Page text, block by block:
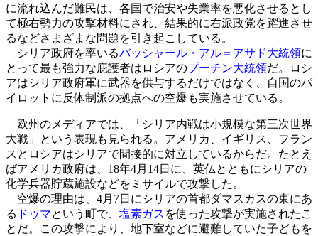
に流れ込んだ難民は、各国で治安や失業率を悪化させるとし
て極右勢力の攻撃材料にされ、結果的に右派政党を躍進させ
るなどさまざまな問題を引き起こしている。
シリア政府を率いるバッシャール・アル＝アサド大統領に
とって最も強力な庇護者はロシアのプーチン大統領だ。ロシ
アはシリア政府軍に武器を供与するだけではなく、自国のパ
イロットに反体制派の拠点への空爆も実施させている。
欧州のメディアでは、「シリア内戦は小規模な第三次世界
大戦」という表現も見られる。アメリカ、イギリス、フラン
スとロシアはシリアで間接的に対立しているからだ。たとえ
ばアメリカ政府は、18年4月14日に、英仏とともにシリアの
化学兵器貯蔵施設などをミサイルで攻撃した。
空爆の理由は、4月7日にシリアの首都ダマスカスの東にあ
る ドゥマという町で、 塩素ガス を使った攻撃が実施されたこ
とだ。この攻撃により、地下室などに避難していた子どもを